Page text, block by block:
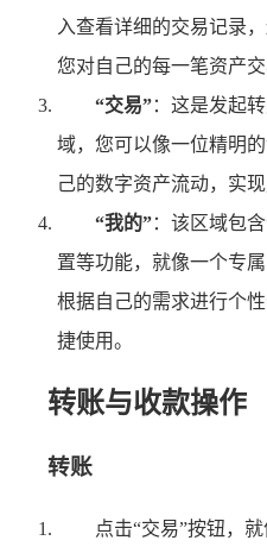
入查看详细的交易记录
您对自己的每一笔资产交
“交易”：这是发起
域，您可以像一位精明
己的数字资产流动，实
“我的”：该区域包
置等功能，就像一个专
根据自己的需求进行个
捷使用。
转账与收款操作
转账
点击“交易”按钮，